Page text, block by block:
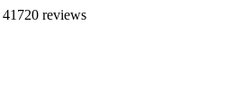
41720 reviews